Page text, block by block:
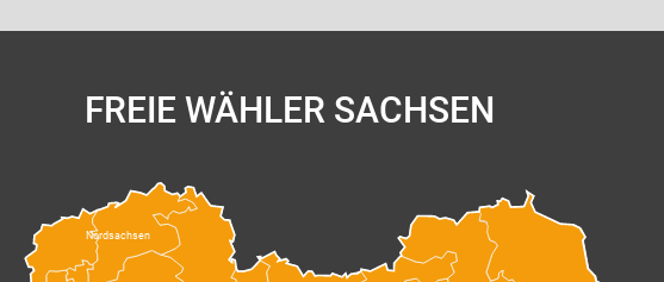
FREIE WÄHLER SACHSEN
Nordsachsen